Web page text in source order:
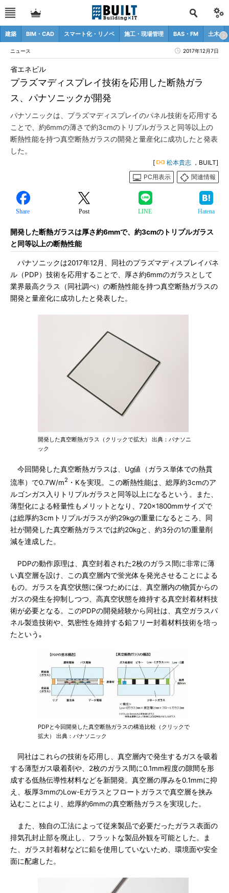
建築 BIM・CAD スマート化・リノベ 施工・現場管理 BAS・FM 土木
ニュース 2017年12月7日
プラズマディスプレイ技術を応用した断熱ガラ
ス、パナソニックが開発
省エネビル
パナソニックは、プラズマディスプレイのパネル技術を応用する
ことで、約6mmの薄さで約3cmのトリプルガラスと同等以上の
断熱性能を持つ真空断熱ガラスの開発と量産化に成功したと発表
した。
[ 松本貴志 ，BUILT]
PC用表示
関連情報
Share Post LINE Hatena
開発した断熱ガラスは厚さ約6mmで、約3cmのトリプルガラス
と同等以上の断熱性能
パナソニックは2017年12月、同社のプラズマディスプレイパネ
ル（PDP）技術を応用することで、厚さ約6mmのガラスとして
業界最高クラス（同社調べ）の断熱性能を持つ真空断熱ガラスの
開発と量産化に成功したと発表した。
開発した真空断熱ガラス（クリックで拡大） 出典：パナソニ
ック
今回開発した真空断熱ガラスは、Ug値（ガラス単体での熱貫
流率）で0.7W/m2 ・Kを実現。この断熱性能は、総厚約3cmのア
ルゴンガス入りトリプルガラスと同等以上になるという。また、
薄型化による軽量性もメリットとなり、720×1800mmサイズで
は総厚約3cmトリプルガラスが約29kgの重量になるところ、同
社が開発した真空断熱ガラスでは約20kgと、約3分の1の重量削
減を達成した。
PDPの動作原理は、真空封着された2枚のガラス間に非常に薄
い真空層を設け、この真空層内で蛍光体を発光させることによる
もの。ガラスを真空状態に保つためには、真空層内の物質からの
ガスの発生を抑制しつつ、高真空状態を維持する真空封着材料技
術が必要となる。このPDPの開発経験から同社は、真空ガラスパ
ネル製造技術や、気密性を維持する鉛フリー封着材料技術を培っ
たという｡
PDPと今回開発した真空断熱ガラスの構造比較（クリックで
拡大） 出典：パナソニック
同社はこれらの技術を応用し、真空層内で発生するガスを吸着
する薄型ガス吸着剤や、2枚のガラス間に0.1mm程度の隙間を形
成する低熱伝導性材料などを新開発。真空層の厚みを0.1mmに抑
え、板厚3mmのLow-Eガラスとフロートガラスで真空層を挟み
込むことにより、総厚約6mmの真空断熱ガラスを実現した。
また、独自の工法によって従来製品で必要だったガラス表面の
排気孔封止部を廃止し、フラットな製品外観を可能とした。ま
た、ガラス封着材などに鉛を使用していないため、環境面や安全
面に配慮した。